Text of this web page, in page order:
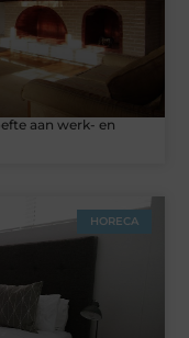
aan werk- en
HORECA